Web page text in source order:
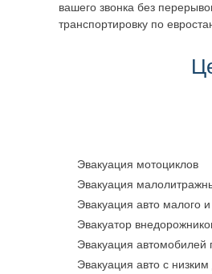
вашего звонка без
транспортировку по
Эвакуация мотоциклов
Эвакуация
Эвакуация авто малого
Эвакуатор
Эвакуация автомобилей
Эвакуация авто с